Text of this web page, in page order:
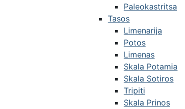
Paleokastritsa
Tasos
Limenarija
Potos
Limenas
Skala Potamia
Skala Sotiros
Tripiti
Skala Prinos